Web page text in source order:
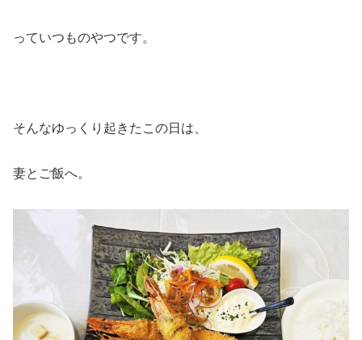
っていつものやつです。
そんなゆっくり起きたこの日は、
妻とご飯へ。